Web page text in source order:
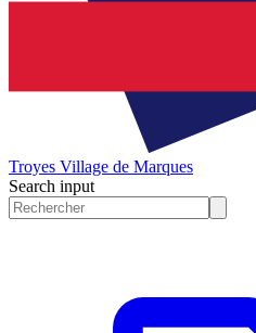
Troyes Village de Marques
Search input